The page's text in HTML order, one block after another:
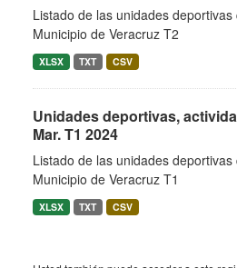
Listado de las unidades
Municipio de Veracruz T2
XLSX TXT CSV
Unidades deportivas,
Mar. T1 2024
Listado de las unidades
Municipio de Veracruz T1
XLSX TXT CSV